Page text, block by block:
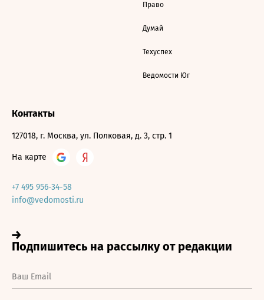
Право
Думай
Техуспех
Ведомости Юг
Контакты
127018, г. Москва, ул. Полковая, д. 3, стр. 1
На карте
+7 495 956-34-58
info@vedomosti.ru